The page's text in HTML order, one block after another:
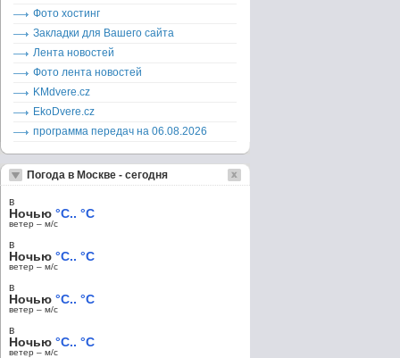
Фото хостинг
Закладки для Вашего сайта
Лента новостей
Фото лента новостей
KMdvere.cz
EkoDvere.cz
программа передач на 06.08.2026
Погода в Москве - сегодня
в
Ночью °C.. °C
ветер – м/c
в
Ночью °C.. °C
ветер – м/c
в
Ночью °C.. °C
ветер – м/c
в
Ночью °C.. °C
ветер – м/c